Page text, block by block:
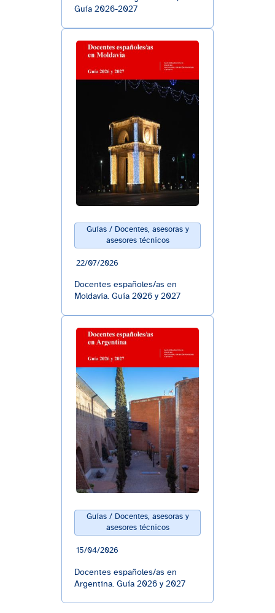
Guía 2026-2027
Guías / Docentes, asesoras y
asesores técnicos
22/07/2026
Docentes españoles/as en
Moldavia. Guía 2026 y 2027
Guías / Docentes, asesoras y
asesores técnicos
15/04/2026
Docentes españoles/as en
Argentina. Guía 2026 y 2027